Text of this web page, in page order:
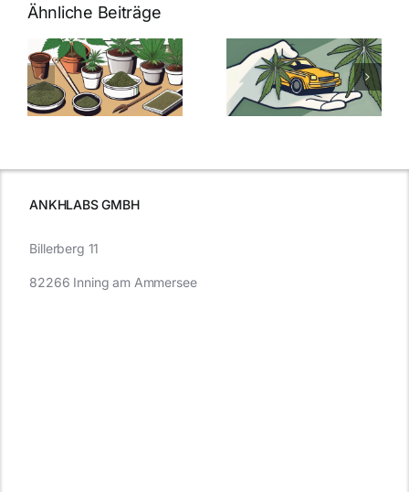
Ähnliche Beiträge
Neue THC-
Grenzwert-
Regelung:
Was Sie über
Cannabis und
müssen
Cannabis
Samen
kaufen: Alles
was Sie
ANKHLABS GMBH
Billerberg 11
82266 Inning am Ammersee